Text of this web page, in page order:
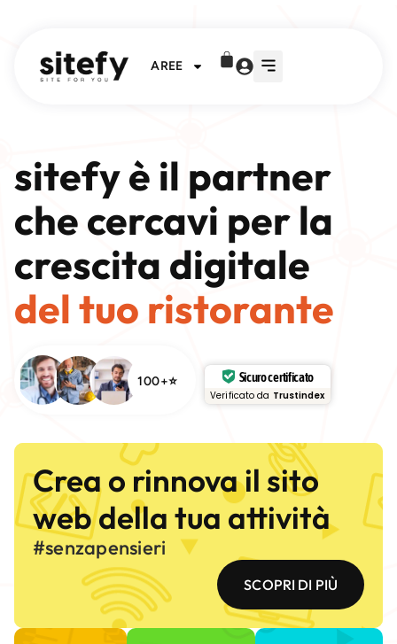
AREE
sitefy è il partner
che cercavi per la
crescita digitale
del tuo ristorante
100+⭐️ Sicuro certificato
Verificato da Trustindex
Crea o rinnova il sito
web della tua attività
#senzapensieri
SCOPRI DI PIÙ